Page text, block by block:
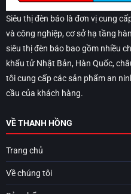
Siêu thị đèn báo là đơn vị cung
và công nghiệp, cơ sở hạ tầng
siêu thị đèn báo bao gồm nhiều
khẩu tử Nhật Bản, Hàn Quốc,
tôi cung cấp các sản phẩm an
cầu của khách hàng.
VỀ THANH HỒNG
Trang chủ
Về chúng tôi